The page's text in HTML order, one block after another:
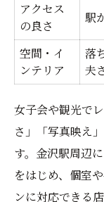
アクセス
の良さ
駅
空間・イ
ンテリア
落
夫
女子会や観光で
さ」「写真映え
す。金沢駅周辺
をはじめ、個室
ンに対応できる